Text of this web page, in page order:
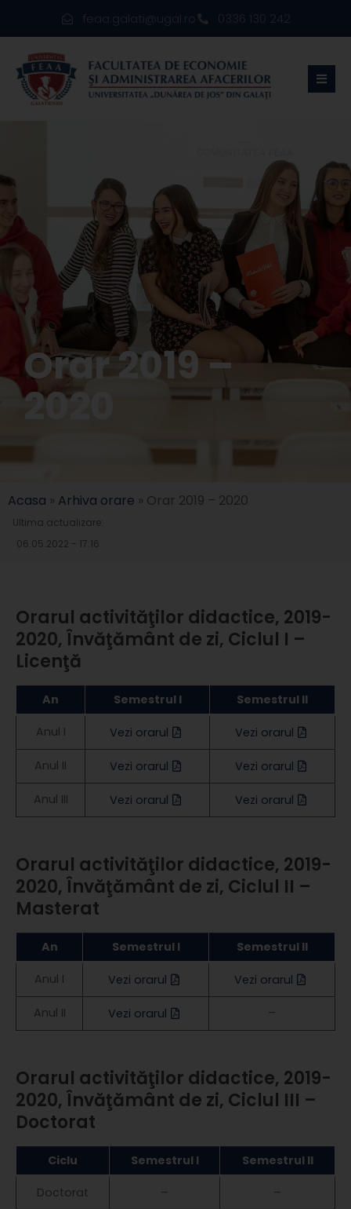
feaa.galati@ugal.ro 0336 130 242
Orar 2019 –
2020
Acasa » Arhiva orare » Orar 2019 – 2020
Ultima actualizare:
06.05.2022 - 17:16
Orarul activităţilor didactice, 2019-
2020, Învăţământ de zi, Ciclul I –
Licenţă
An Semestrul I Semestrul II
Anul I Vezi orarul Vezi orarul
Anul II Vezi orarul Vezi orarul
Anul III Vezi orarul Vezi orarul
Orarul activităţilor didactice, 2019-
2020, Învăţământ de zi, Ciclul II –
Masterat
An Semestrul I Semestrul II
Anul I Vezi orarul Vezi orarul
Anul II Vezi orarul –
Orarul activităţilor didactice, 2019-
2020, Învăţământ de zi, Ciclul III –
Doctorat
Ciclu Semestrul I Semestrul II
Doctorat – –